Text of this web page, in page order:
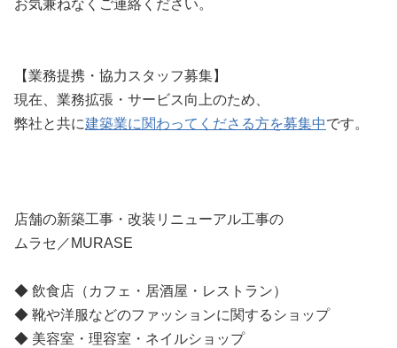
お気兼ねなくご連絡ください。
【業務提携・協力スタッフ募集】
現在、業務拡張・サービス向上のため、
弊社と共に建築業に関わってくださる方を募集中です。
店舗の新築工事・改装リニューアル工事の
ムラセ／MURASE
◆ 飲食店（カフェ・居酒屋・レストラン）
◆ 靴や洋服などのファッションに関するショップ
◆ 美容室・理容室・ネイルショップ